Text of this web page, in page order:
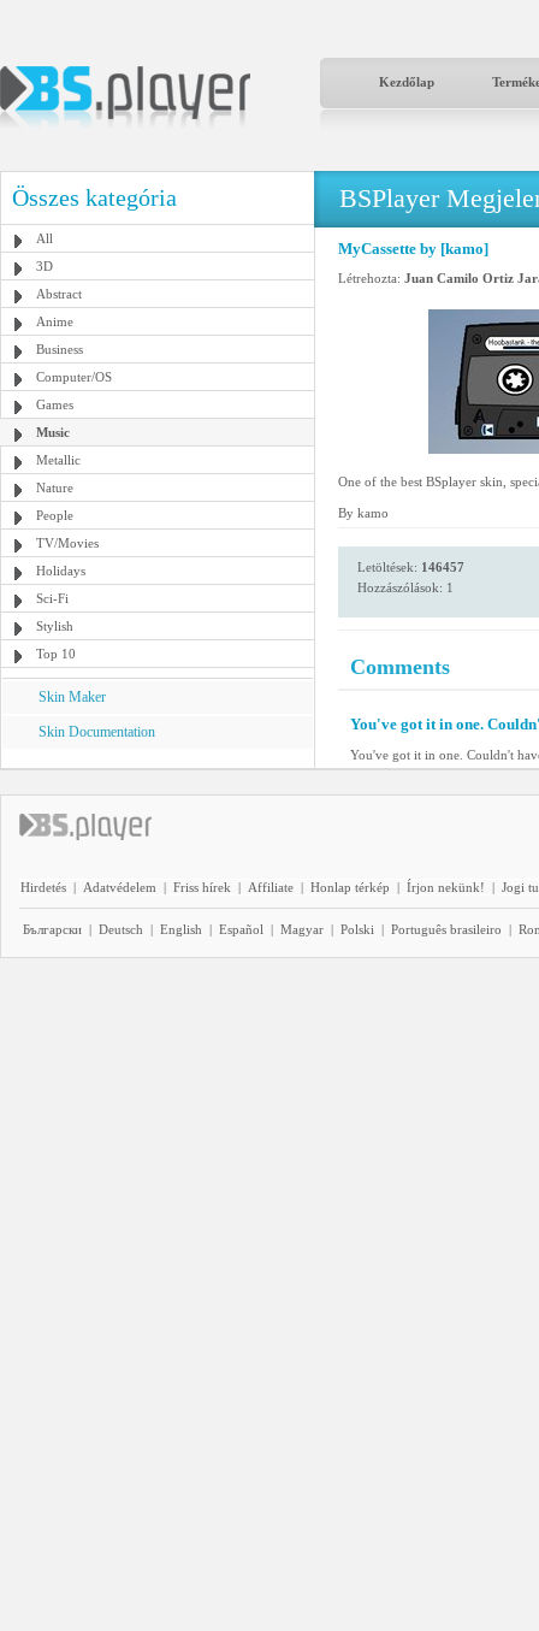
Kezdőlap
Összes kategória
All
3D
Abstract
Anime
Business
Computer/OS
Games
Music
Metallic
Nature
People
TV/Movies
Holidays
Sci-Fi
Stylish
Top 10
Skin Maker
Skin Documentation
BSPlayer
MyCassette by [kamo]
Létrehozta: Juan Camilo Ortiz
One of the best BSplayer skin,
By kamo
Letöltések: 146457
Hozzászólások: 1
Comments
You've got it in one.
You've got it in one. Couldn't
Hirdetés | Adatvédelem | Friss hírek | Affiliate | Honlap térkép | Írjon nekünk! | Jogi
Български | Deutsch | English | Español | Magyar | Polski | Português brasileiro |